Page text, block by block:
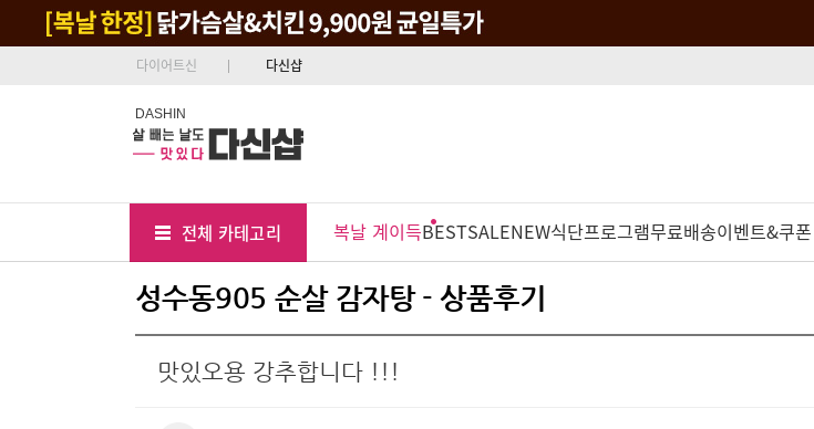
다이어트신 다신샵
DASHIN
전체 카테고리 복날 계이득BESTSALENEW식단프로그램무료배송이벤트&쿠폰
성수동905 순살 감자탕 - 상품후기
맛있오용 강추합니다 !!!